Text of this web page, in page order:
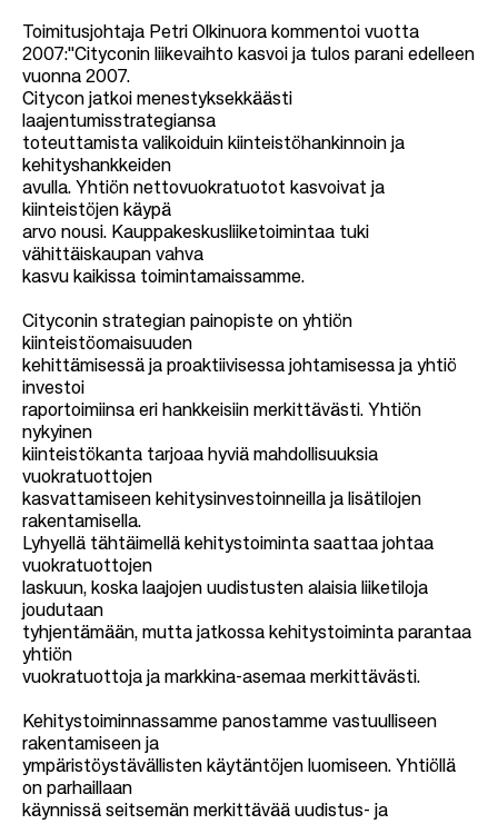
Toimitusjohtaja Petri Olkinuora kommentoi vuotta
2007:"Cityconin liikevaihto kasvoi ja tulos parani edelleen
vuonna 2007.
Citycon jatkoi menestyksekkäästi
laajentumisstrategiansa
toteuttamista valikoiduin kiinteistöhankinnoin ja
kehityshankkeiden
avulla. Yhtiön nettovuokratuotot kasvoivat ja
kiinteistöjen käypä
arvo nousi. Kauppakeskusliiketoimintaa tuki
vähittäiskaupan vahva
kasvu kaikissa toimintamaissamme.
Cityconin strategian painopiste on yhtiön
kiinteistöomaisuuden
kehittämisessä ja proaktiivisessa johtamisessa ja yhtiö
investoi
raportoimiinsa eri hankkeisiin merkittävästi. Yhtiön
nykyinen
kiinteistökanta tarjoaa hyviä mahdollisuuksia
vuokratuottojen
kasvattamiseen kehitysinvestoinneilla ja lisätilojen
rakentamisella.
Lyhyellä tähtäimellä kehitystoiminta saattaa johtaa
vuokratuottojen
laskuun, koska laajojen uudistusten alaisia liiketiloja
joudutaan
tyhjentämään, mutta jatkossa kehitystoiminta parantaa
yhtiön
vuokratuottoja ja markkina-asemaa merkittävästi.
Kehitystoiminnassamme panostamme vastuulliseen
rakentamiseen ja
ympäristöystävällisten käytäntöjen luomiseen. Yhtiöllä
on parhaillaan
käynnissä seitsemän merkittävää uudistus- ja